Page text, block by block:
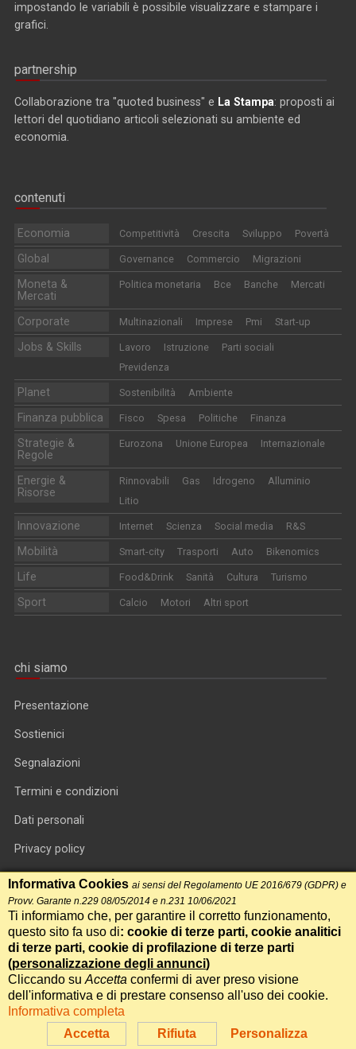
impostando le variabili è possibile visualizzare e stampare i
grafici.
partnership
Collaborazione tra "quoted business" e La Stampa: proposti ai
lettori del quotidiano articoli selezionati su ambiente ed
economia.
contenuti
Economia Competitività Crescita Sviluppo Povertà
Global Governance Commercio Migrazioni
Moneta &
Mercati
Politica monetaria Bce Banche Mercati
Corporate Multinazionali Imprese Pmi Start-up
Jobs & Skills Lavoro Istruzione
Parti sociali
Previdenza
Planet Sostenibilità Ambiente
Finanza pubblica Fisco Spesa Politiche Finanza
Strategie &
Regole
Eurozona Unione Europea Internazionale
Energie &
Risorse
Rinnovabili Gas Idrogeno
Alluminio
Litio
Innovazione Internet Scienza Social media R&S
Mobilità Smart-city Trasporti Auto Bikenomics
Life Food&Drink Sanità Cultura Turismo
Sport Calcio Motori Altri sport
chi siamo
Presentazione
Sostienici
Segnalazioni
Termini e condizioni
Dati personali
Privacy policy
Informativa cookie
RSS feed
RSS Top News
Contatti
International Communication S.r.l. • P.IVA 14478081004 • Testata
giornalistica n.191, reg. Tribunale di Roma del 14/12/2017
Accetta Rifiuta Personalizza
Informativa Cookies ai sensi del Regolamento UE 2016/679 (GDPR) e
Provv. Garante n.229 08/05/2014 e n.231 10/06/2021
Ti informiamo che, per garantire il corretto funzionamento,
questo sito fa uso di: cookie di terze parti, cookie analitici
di terze parti, cookie di profilazione di terze parti
(personalizzazione degli annunci)
Cliccando su Accetta confermi di aver preso visione
dell'informativa e di prestare consenso all'uso dei cookie.
Informativa completa